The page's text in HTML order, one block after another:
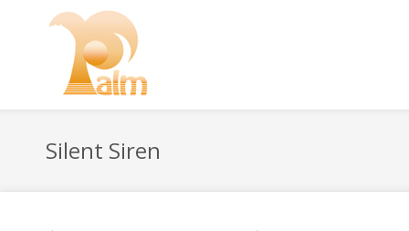
Silent Siren